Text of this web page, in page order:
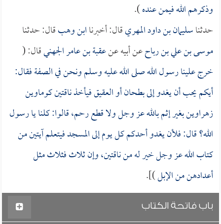
وذكرهم الله فيمن عنده).
حدثناسليمان بن داود المهريقال: أخبرناابن وهبقال: حدثنا
موسى بن علي بن رباحعن أبيه عنعقبة بن عامر الجهنيقال: (
خرج علينا رسول الله صلى الله عليه وسلم ونحن في الصفة فقال:
أيكم يحب أن يغدو إلى بطحان أو العقيق فيأخذ ناقتين كوماوين
زهراوين بغير إثم بالله عز وجل ولا قطع رحم، قالوا: كلنا يا رسول
الله؟ قال: فلأن يغدو أحدكم كل يوم إلى المسجد فيتعلم آيتين من
كتاب الله عز وجل خير له من ناقتين، وإن ثلاث فثلاث مثل
أعدادهن من الإبل)].
باب فاتحة الكتاب